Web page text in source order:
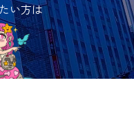
い方は